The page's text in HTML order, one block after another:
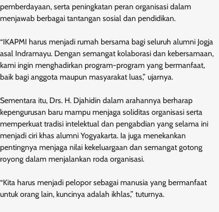
pemberdayaan, serta peningkatan peran organisasi dalam
menjawab berbagai tantangan sosial dan pendidikan.
“IKAPMI harus menjadi rumah bersama bagi seluruh alumni Jogja
asal Indramayu. Dengan semangat kolaborasi dan kebersamaan,
kami ingin menghadirkan program-program yang bermanfaat,
baik bagi anggota maupun masyarakat luas,” ujarnya.
Sementara itu, Drs. H. Djahidin dalam arahannya berharap
kepengurusan baru mampu menjaga soliditas organisasi serta
memperkuat tradisi intelektual dan pengabdian yang selama ini
menjadi ciri khas alumni Yogyakarta. Ia juga menekankan
pentingnya menjaga nilai kekeluargaan dan semangat gotong
royong dalam menjalankan roda organisasi.
“Kita harus menjadi pelopor sebagai manusia yang bermanfaat
untuk orang lain, kuncinya adalah ikhlas,” tuturnya.